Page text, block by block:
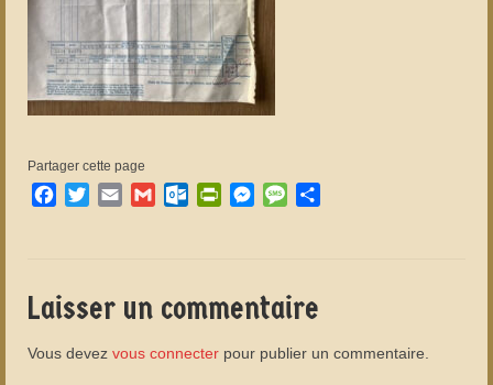
Partager cette page
Facebook
TwitterEmail GmailOutlook.com
PrintFriendly
Messenger
Message
Laisser un commentaire
Vous devez vous connecter pour publier un commentaire.